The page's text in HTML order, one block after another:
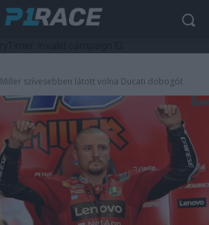
Miller szívesebben látott volna Ducati dobogót